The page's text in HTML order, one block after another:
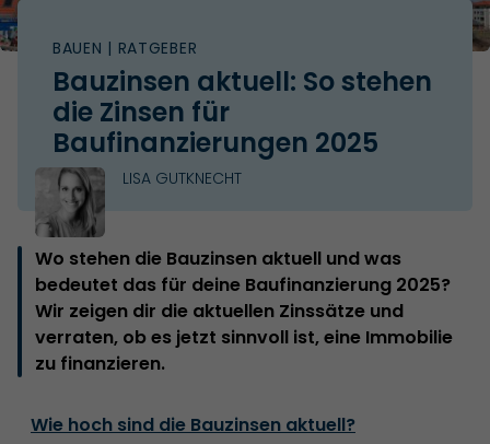
BAUEN | RATGEBER
Bauzinsen aktuell: So stehen
die Zinsen für
Baufinanzierungen 2025
LISA GUTKNECHT
Wo stehen die Bauzinsen aktuell und was
bedeutet das für deine Baufinanzierung 2025?
Wir zeigen dir die aktuellen Zinssätze und
verraten, ob es jetzt sinnvoll ist, eine Immobilie
zu finanzieren.
Wie hoch sind die Bauzinsen aktuell?